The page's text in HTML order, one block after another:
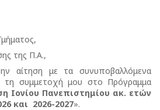
της Π.Α.,
αίτηση με τα συνυποβαλλόμενα
τη συμμετοχή μου στο Πρόγραμμα
Ιονίου Πανεπιστημίου ακ. ετών
και 2026-2027».